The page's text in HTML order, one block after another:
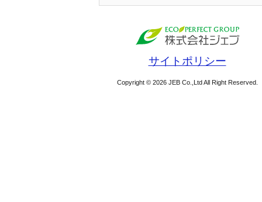
サイトポリシー
Copyright © 2026 JEB Co.,Ltd All Right Reserved.